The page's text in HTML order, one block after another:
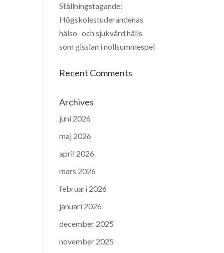
Ställningstagande:
Högskolestuderandenas
hälso- och sjukvård hålls
som gisslan i nollsummespel
Recent Comments
Archives
juni 2026
maj 2026
april 2026
mars 2026
februari 2026
januari 2026
december 2025
november 2025